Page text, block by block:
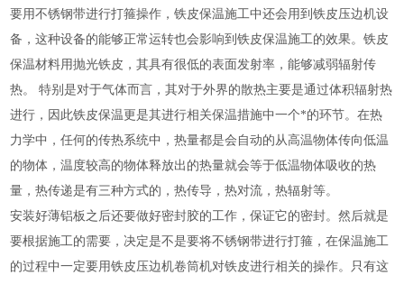
要用不锈钢带进行打箍操作，铁皮保温施工中还会用到铁皮压边机设
备，这种设备的能够正常运转也会影响到铁皮保温施工的效果。铁皮
保温材料用抛光铁皮，其具有很低的表面发射率，能够减弱辐射传
热。 特别是对于气体而言，其对于外界的散热主要是通过体积辐射热
进行，因此铁皮保温更是其进行相关保温措施中一个*的环节。在热
力学中，任何的传热系统中，热量都是会自动的从高温物体传向低温
的物体，温度较高的物体释放出的热量就会等于低温物体吸收的热
量，热传递是有三种方式的，热传导，热对流，热辐射等。
安装好薄铝板之后还要做好密封胶的工作，保证它的密封。然后就是
要根据施工的需要，决定是不是要将不锈钢带进行打箍，在保温施工
的过程中一定要用铁皮压边机卷筒机对铁皮进行相关的操作。只有这